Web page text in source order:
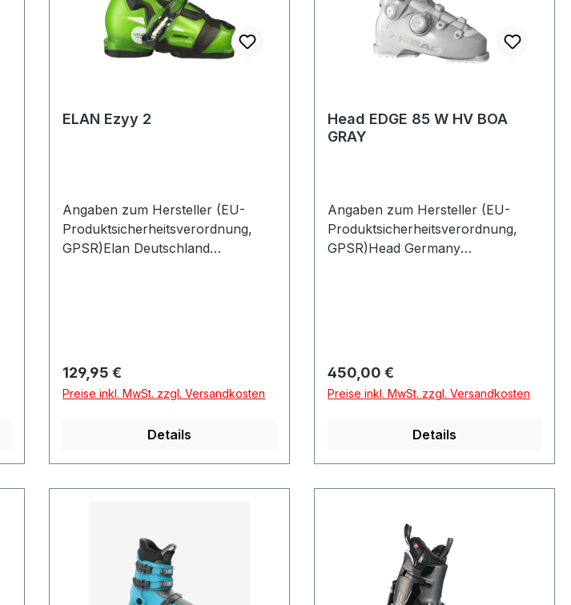
ELAN Ezyy 2
Angaben zum Hersteller (EU-
Produktsicherheitsverordnung,
GPSR)Elan Deutschland
Regulärer Preis:
129,95 €
Preise inkl. MwSt. zzgl. Versandkosten
Details
Head EDGE 85 W HV BOA
GRAY
Angaben zum Hersteller (EU-
Produktsicherheitsverordnung,
GPSR)Head Germany
Regulärer Preis:
450,00 €
Preise inkl. MwSt. zzgl. Versandkosten
Details